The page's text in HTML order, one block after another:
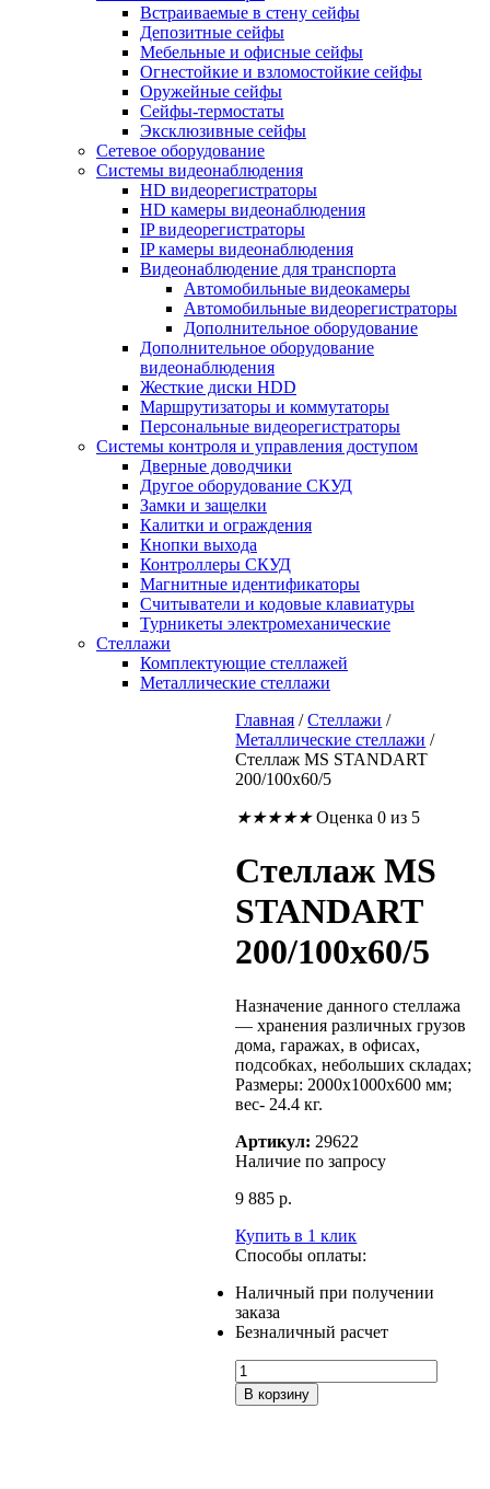
Встраиваемые в стену сейфы
Депозитные сейфы
Мебельные и офисные сейфы
Огнестойкие и взломостойкие сейфы
Оружейные сейфы
Сейфы-термостаты
Эксклюзивные сейфы
Сетевое оборудование
Системы видеонаблюдения
HD видеорегистраторы
HD камеры видеонаблюдения
IP видеорегистраторы
IP камеры видеонаблюдения
Видеонаблюдение для транспорта
Автомобильные видеокамеры
Автомобильные видеорегистраторы
Дополнительное оборудование
Дополнительное оборудование
видеонаблюдения
Жесткие диски HDD
Маршрутизаторы и коммутаторы
Персональные видеорегистраторы
Системы контроля и управления доступом
Дверные доводчики
Другое оборудование СКУД
Замки и защелки
Калитки и ограждения
Кнопки выхода
Контроллеры СКУД
Магнитные идентификаторы
Считыватели и кодовые клавиатуры
Турникеты электромеханические
Стеллажи
Комплектующие стеллажей
Металлические стеллажи
Главная /Стеллажи /
Металлические стеллажи /
Стеллаж MS STANDART
200/100х60/5
★★★★★ Оценка 0 из 5
Стеллаж MS
STANDART
200/100х60/5
Назначение данного стеллажа
— хранения различных грузов
дома, гаражах, в офисах,
подсобках, небольших складах;
Размеры: 2000x1000x600 мм;
вес- 24.4 кг.
Артикул: 29622
Наличие по запросу
9 885 р.
Купить в 1 клик
Способы оплаты:
Наличный при получении
заказа
Безналичный расчет
Количество
товара
Стеллаж
В корзину